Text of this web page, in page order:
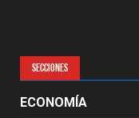
SECCIONES
ECONOMÍA